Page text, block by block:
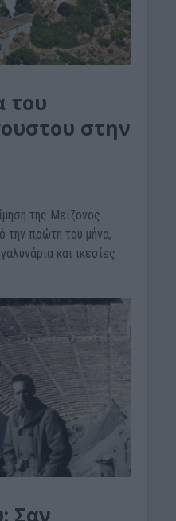
του
στην
της Μείζονος
την πρώτη του μήνα,
και ικεσίες
Σαν